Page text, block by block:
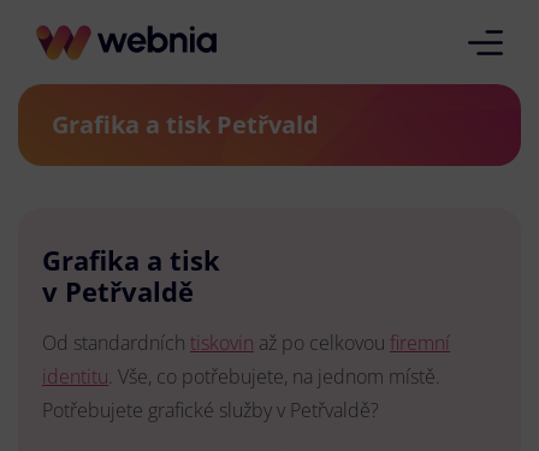
Grafika a tisk Petřvald
Grafika a tisk
v Petřvaldě
Od standardních tiskovin až po celkovou firemní
identitu. Vše, co potřebujete, na jednom místě.
Potřebujete grafické služby v Petřvaldě?